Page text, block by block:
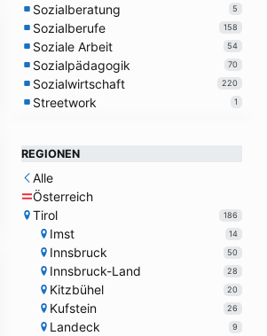
Sozialberatung 5
Sozialberufe 158
Soziale Arbeit 54
Sozialpädagogik 70
Sozialwirtschaft 220
Streetwork 1
REGIONEN
Alle
Österreich
Tirol
186
Imst 14
Innsbruck 50
Innsbruck-Land 28
Kitzbühel 20
Kufstein 26
Landeck 9